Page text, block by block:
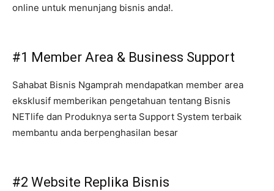
online untuk menunjang bisnis anda!.
#1 Member Area & Business Support
Sahabat Bisnis Ngamprah mendapatkan member area
eksklusif memberikan pengetahuan tentang Bisnis
NETlife dan Produknya serta Support System terbaik
membantu anda berpenghasilan besar
#2 Website Replika Bisnis